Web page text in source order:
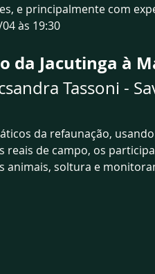
e principalmente com
às 19:30
da Jacutinga à
Tassoni -
da refaunação,
de campo, os
animais, soltura e